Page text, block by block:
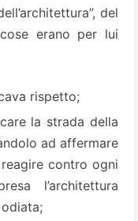
del
erano per lui
rispetto;
la strada della
ad affermare
contro ogni
l’architettura